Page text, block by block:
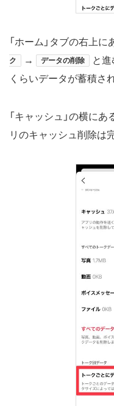
「ホーム」タブの右上
ク → データの削除
と進
くらいデータが蓄積さ
「キャッシュ」の横にあ
リのキャッシュ削除は